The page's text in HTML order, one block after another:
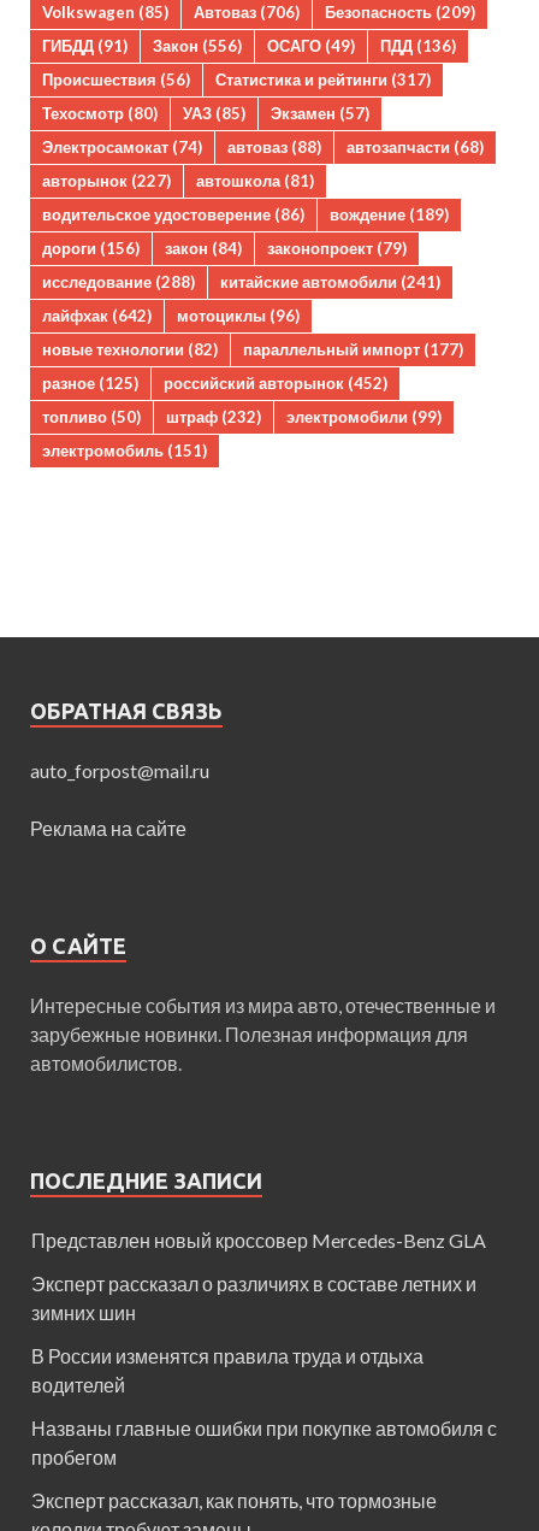
Volkswagen (85) Автоваз (706) Безопасность (209)
ГИБДД (91) Закон (556) ОСАГО (49) ПДД (136)
Происшествия (56) Статистика и рейтинги (317)
Техосмотр (80) УАЗ (85) Экзамен (57)
Электросамокат (74) автоваз (88) автозапчасти (68)
авторынок (227) автошкола (81)
водительское удостоверение (86) вождение (189)
дороги (156) закон (84) законопроект (79)
исследование (288) китайские автомобили (241)
лайфхак (642) мотоциклы (96)
новые технологии (82) параллельный импорт (177)
разное (125) российский авторынок (452)
топливо (50) штраф (232) электромобили (99)
электромобиль (151)
ОБРАТНАЯ СВЯЗЬ
auto_forpost@mail.ru
Реклама на сайте
О САЙТЕ
Интересные события из мира авто, отечественные и
зарубежные новинки. Полезная информация для
автомобилистов.
ПОСЛЕДНИЕ ЗАПИСИ
Представлен новый кроссовер Mercedes-Benz GLA
Эксперт рассказал о различиях в составе летних и
зимних шин
В России изменятся правила труда и отдыха
водителей
Названы главные ошибки при покупке автомобиля с
пробегом
Эксперт рассказал, как понять, что тормозные